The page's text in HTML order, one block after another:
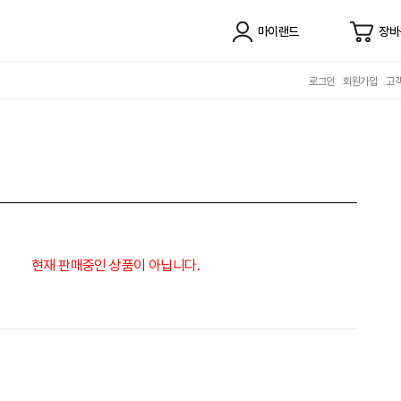
마이랜드 장
로그인 회원가입 고
현재 판매중인 상품이 아닙니다.